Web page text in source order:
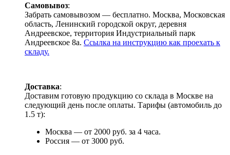
Самовывоз:
Забрать самовывозом — бесплатно. Москва, Московская
область, Ленинский городской округ, деревня
Андреевское, территория Индустриальный парк
Андреевское 8а. Ссылка на инструкцию как проехать к
складу.
Доставка:
Доставим готовую продукцию со склада в Москве на
следующий день после оплаты. Тарифы (автомобиль до
1.5 т):
Москва — от 2000 руб. за 4 часа.
Россия — от 3000 руб.